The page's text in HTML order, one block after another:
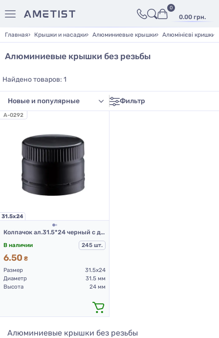
0.00 грн.
0
Главная Крышки и насадки Алюминиевые крышки Алюмінієві кришки
Алюминиевые крышки без резьбы
Найдено товаров: 1
Фильтр
A-0292
31.5х24
Колпачок ал.31.5*24 черный с дозатором
В наличии 245 шт.
6.50 ₴
Размер
31.5х24
Диаметр
31.5 мм
Высота
24 мм
Алюминиевые крышки без резьбы